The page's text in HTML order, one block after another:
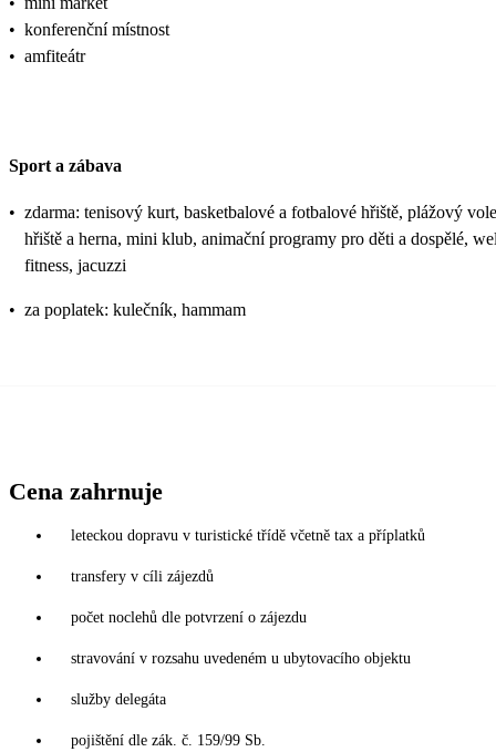
• konferenční místnost
• amfiteátr
Sport a zábava
• zdarma: tenisový kurt, basketbalové a fotbalové hřiště, plážový
hřiště a herna, mini klub, animační programy pro děti a dospělé,
fitness, jacuzzi
• za poplatek: kulečník, hammam
Cena zahrnuje
leteckou dopravu v turistické třídě včetně tax a příplatků
transfery v cíli zájezdů
počet noclehů dle potvrzení o zájezdu
stravování v rozsahu uvedeném u ubytovacího objektu
služby delegáta
pojištění dle zák. č. 159/99 Sb.